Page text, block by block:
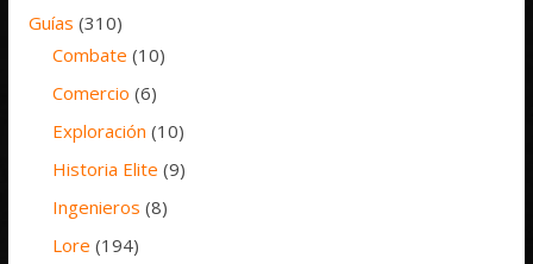
Guías (310)
Combate (10)
Comercio (6)
Exploración (10)
Historia Elite (9)
Ingenieros (8)
Lore (194)